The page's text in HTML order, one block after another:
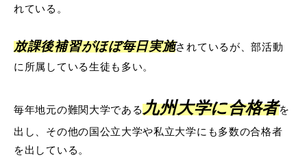
れている。
放課後補習がほぼ毎日実施されているが、部活動
に所属している生徒も多い。
毎年地元の難関大学である九州大学に合格者を
出し、その他の国公立大学や私立大学にも多数の合格者
を出している。